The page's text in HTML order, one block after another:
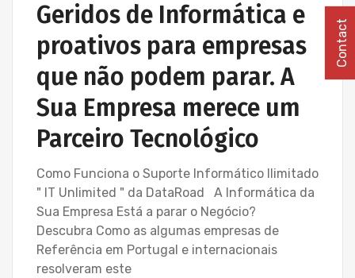
Geridos de Informática e
proativos para empresas
que não podem parar. A
Sua Empresa merece um
Parceiro Tecnológico
Como Funciona o Suporte Informático Ilimitado
" IT Unlimited " da DataRoad A Informática da
Sua Empresa Está a parar o Negócio?
Descubra Como as algumas empresas de
Referência em Portugal e internacionais
resolveram este
Contact